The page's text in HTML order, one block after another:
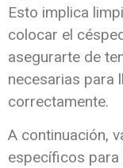
Esto implica
colocar el
asegurarte de
necesarias para
correctamente.
A continuación,
específicos